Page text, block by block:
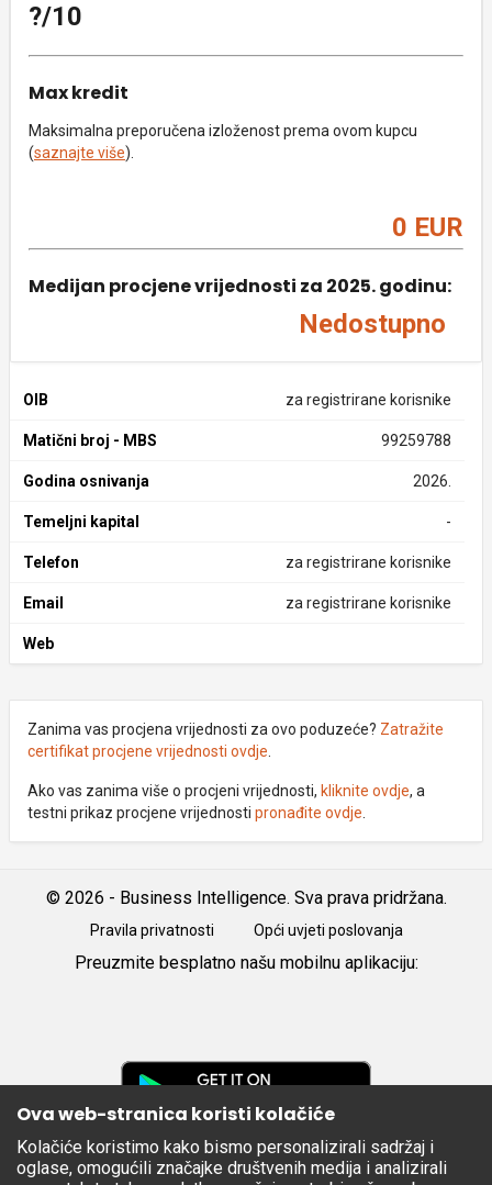
?/10
Max kredit
Maksimalna preporučena izloženost prema ovom kupcu
(saznajte više).
0 EUR
Medijan procjene vrijednosti za 2025. godinu:
Nedostupno
OIB za registrirane korisnike
Matični broj - MBS 99259788
Godina osnivanja 2026.
Temeljni kapital -
Telefon za registrirane korisnike
Email za registrirane korisnike
Web
Zanima vas procjena vrijednosti za ovo poduzeće? Zatražite
certifikat procjene vrijednosti ovdje
Ako vas zanima više o procjeni vrijednosti, kliknite ovdje, a
testni prikaz procjene vrijednosti pronađite ovdje
© 2026 - Business Intelligence. Sva prava pridržana.
Pravila privatnosti Opći uvjeti poslovanja
Preuzmite besplatno našu mobilnu aplikaciju:
Apple
Store
Ova web-stranica koristi kolačiće
Kolačiće koristimo kako bismo personalizirali sadržaj i
oglase, omogućili značajke društvenih medija i analizirali